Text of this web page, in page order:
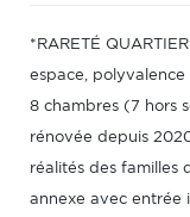
*RARETÉ
espace,
8 chambres (7 hors
rénovée depuis
réalités des familles
annexe avec entrée